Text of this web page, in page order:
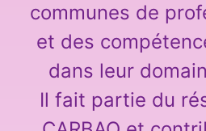
communes de
et des
dans leur
Il fait partie du